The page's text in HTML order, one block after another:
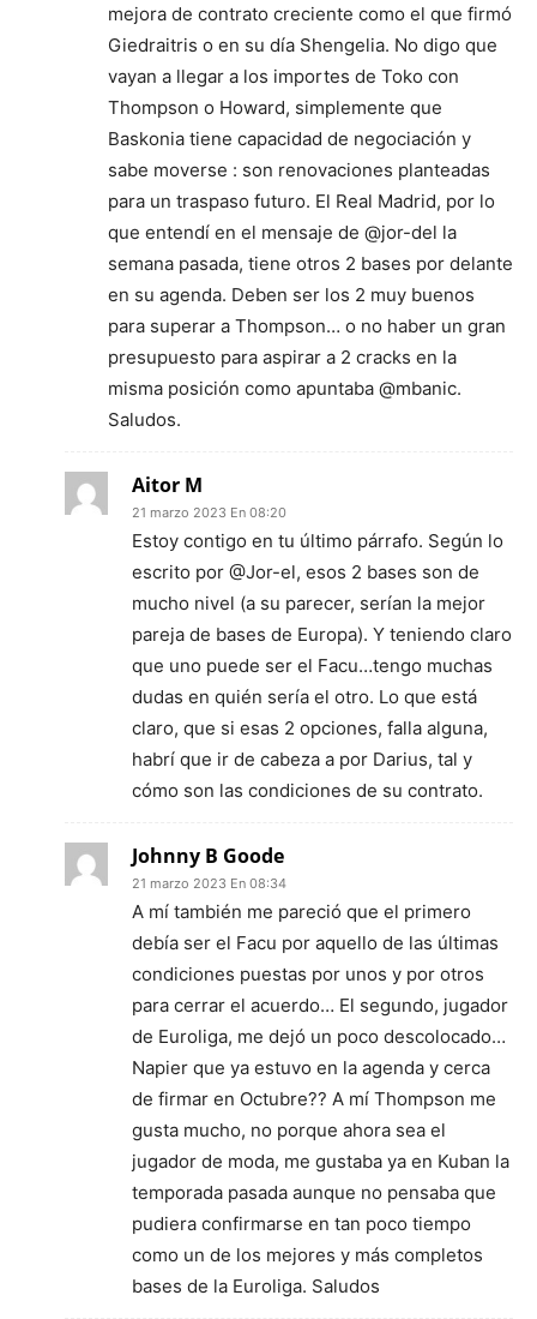
mejora de contrato creciente como el que firmó
Giedraitris o en su día Shengelia. No digo que
vayan a llegar a los importes de Toko con
Thompson o Howard, simplemente que
Baskonia tiene capacidad de negociación y
sabe moverse : son renovaciones planteadas
para un traspaso futuro. El Real Madrid, por lo
que entendí en el mensaje de @jor-del la
semana pasada, tiene otros 2 bases por delante
en su agenda. Deben ser los 2 muy buenos
para superar a Thompson… o no haber un gran
presupuesto para aspirar a 2 cracks en la
misma posición como apuntaba @mbanic.
Saludos.
Aitor M
21 marzo 2023 En 08:20
Estoy contigo en tu último párrafo. Según lo
escrito por @Jor-el, esos 2 bases son de
mucho nivel (a su parecer, serían la mejor
pareja de bases de Europa). Y teniendo claro
que uno puede ser el Facu…tengo muchas
dudas en quién sería el otro. Lo que está
claro, que si esas 2 opciones, falla alguna,
habrí que ir de cabeza a por Darius, tal y
cómo son las condiciones de su contrato.
Johnny B Goode
21 marzo 2023 En 08:34
A mí también me pareció que el primero
debía ser el Facu por aquello de las últimas
condiciones puestas por unos y por otros
para cerrar el acuerdo… El segundo, jugador
de Euroliga, me dejó un poco descolocado…
Napier que ya estuvo en la agenda y cerca
de firmar en Octubre?? A mí Thompson me
gusta mucho, no porque ahora sea el
jugador de moda, me gustaba ya en Kuban la
temporada pasada aunque no pensaba que
pudiera confirmarse en tan poco tiempo
como un de los mejores y más completos
bases de la Euroliga. Saludos